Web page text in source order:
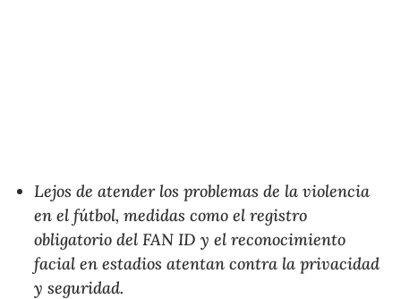
Lejos de atender los problemas de la violencia
en el fútbol, medidas como el registro
obligatorio del FAN ID y el reconocimiento
facial en estadios atentan contra la privacidad
y seguridad.